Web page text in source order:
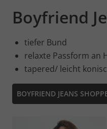
Boyfriend
tiefer Bund
relaxte Passform an
tapered/ leicht
BOYFRIEND JEANS